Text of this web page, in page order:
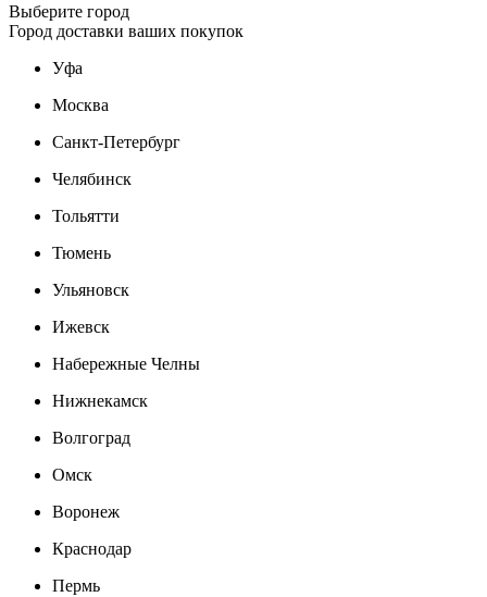
Выберите город
Город доставки ваших покупок
Уфа
Москва
Санкт-Петербург
Челябинск
Тольятти
Тюмень
Ульяновск
Ижевск
Набережные Челны
Нижнекамск
Волгоград
Омск
Воронеж
Краснодар
Пермь